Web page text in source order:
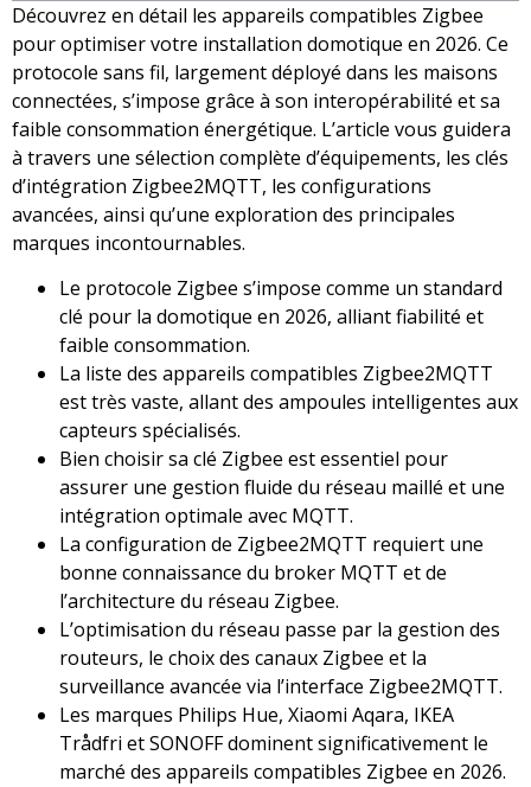
Découvrez en détail les appareils compatibles Zigbee
pour optimiser votre installation domotique en 2026. Ce
protocole sans fil, largement déployé dans les maisons
connectées, s’impose grâce à son interopérabilité et sa
faible consommation énergétique. L’article vous guidera
à travers une sélection complète d’équipements, les clés
d’intégration Zigbee2MQTT, les configurations
avancées, ainsi qu’une exploration des principales
marques incontournables.
Le protocole Zigbee s’impose comme un standard
clé pour la domotique en 2026, alliant fiabilité et
faible consommation.
La liste des appareils compatibles Zigbee2MQTT
est très vaste, allant des ampoules intelligentes aux
capteurs spécialisés.
Bien choisir sa clé Zigbee est essentiel pour
assurer une gestion fluide du réseau maillé et une
intégration optimale avec MQTT.
La configuration de Zigbee2MQTT requiert une
bonne connaissance du broker MQTT et de
l’architecture du réseau Zigbee.
L’optimisation du réseau passe par la gestion des
routeurs, le choix des canaux Zigbee et la
surveillance avancée via l’interface Zigbee2MQTT.
Les marques Philips Hue, Xiaomi Aqara, IKEA
Trådfri et SONOFF dominent significativement le
marché des appareils compatibles Zigbee en 2026.